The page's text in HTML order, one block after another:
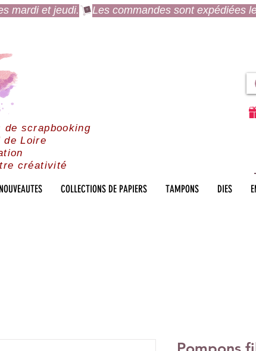
mardi et jeudi.
de scrapbooking
de Loire
créativité
NOUVEAUTES COLLECTIONS DE PAPIERS TAMPONS DIES